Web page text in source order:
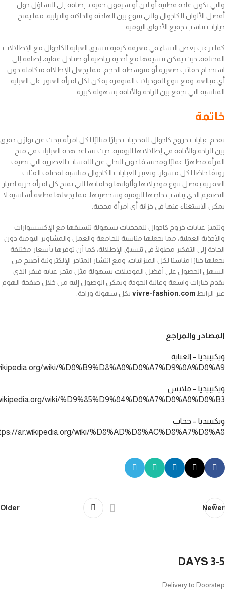
والتي تكون عادة قطنية أو لنن أو شيفون خفيف، إضافة إلى التساؤل حول
أفضل الألوان للكاجوال والتي تتنوع بين الهادئة والداكنة والترابية، مما يمنح
خيارات تناسب جميع الأذواق اليومية.
كما ترغب بعض النساء في معرفة كيفية تنسيق العباية الكاجوال مع الإطلالات
المختلفة، حيث يمكن تنسيقها مع أحذية رياضية أو صنادل عملية، إضافة إلى
استخدام حقائب صغيرة أو متوسطة الحجم، مما يجعل الإطلالة متكاملة دون
أي مبالغة، ومع تنوع الموديلات المتوفرة يمكن لكل امرأة العثور على العباية
المناسبة التي تجمع بين الراحة والأناقة بسهولة كبيرة.
خاتمة
تقدم عبايات خروج كاجوال للمحجبات خيارًا مثاليًا لكل امرأة تبحث عن توازن دقيق
بين الراحة والأناقة في إطلالاتها اليومية، حيث تساعد هذه العبايات في منح
المرأة مظهرًا عمليًا ومحتشمًا دون التخلي عن اللمسات العصرية التي تضيف
رونقًا خاصًا لكل مشوار، وتعتبر العبايات الكاجوال مناسبة لمختلف الفئات
العمرية بفضل تنوع موديلاتها وألوانها وخاماتها التي تمنح كل امرأة حرية اختيار
التصميم الذي يناسب حاجتها اليومية وشخصيتها، مما يجعلها قطعة أساسية لا
يمكن الاستغناء عنها في خزانة أي امرأة محجبة.
وتتميز عبايات خروج كاجوال للمحجبات بسهولة تنسيقها مع الإكسسوارات
والأحذية العملية، مما يجعلها مناسبة للجامعة والعمل والمشاوير اليومية دون
الحاجة إلى التفكير مطولًا في تنسيق الإطلالة، كما أن توفرها بأسعار مختلفة
يجعلها خيارًا مناسبًا لكل الميزانيات، ومع انتشار المتاجر الإلكترونية أصبح من
السهل الحصول على أفضل الموديلات بسهولة مثل متجر عبايه فيفر الذي
يقدم خيارات واسعة وعالية الجودة ويمكن الوصول إليه من خلال صفحة الهوم
عبر الرابط vivre-fashion.com بكل سهولة وراحة.
المصادر والمراجع
ويكيبيديا – العباية
wiki/%D8%B9%D8%A8%D8%A7%D9%8A%D8%A9
ويكيبيديا – ملابس
wiki/%D9%85%D9%84%D8%A7%D8%A8%D8%B3
ويكيبيديا – حجاب
ar.wikipedia.org/wiki/%D8%AD%D8%AC%D8%A7%D8%A8
Newer
Older
3-5 DAYS
Delivery to Doorstep